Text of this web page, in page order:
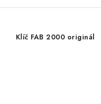
Klíč FAB 2000 originál